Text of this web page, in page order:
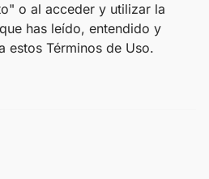
o al acceder y utilizar la
has leído, entendido y
estos Términos de Uso.